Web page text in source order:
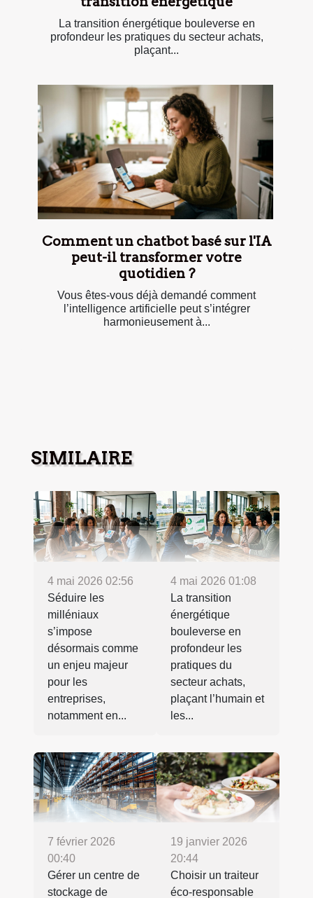
La transition énergétique bouleverse en
profondeur les pratiques du secteur achats,
plaçant...
Comment un chatbot basé sur l'IA
peut-il transformer votre
quotidien ?
Vous êtes-vous déjà demandé comment
l’intelligence artificielle peut s’intégrer
harmonieusement à...
SIMILAIRE
4 mai 2026 02:56
Séduire les
milléniaux
s’impose
désormais comme
un enjeu majeur
pour les
entreprises,
notamment en...
4 mai 2026 01:08
La transition
énergétique
bouleverse en
profondeur les
pratiques du
secteur achats,
plaçant l’humain et
les...
7 février 2026
00:40
Gérer un centre de
stockage de
19 janvier 2026
20:44
Choisir un traiteur
éco-responsable